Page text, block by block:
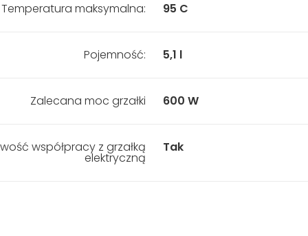
Temperatura maksymalna: 95 C
Pojemność: 5,1 l
Zalecana moc grzałki 600 W
współpracy z grzałką
elektryczną
Tak